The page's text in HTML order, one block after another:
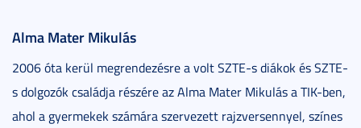
Alma Mater Mikulás
2006 óta kerül megrendezésre a volt SZTE-s diákok és SZTE-
s dolgozók családja részére az Alma Mater Mikulás a TIK-ben,
ahol a gyermekek számára szervezett rajzversennyel, színes